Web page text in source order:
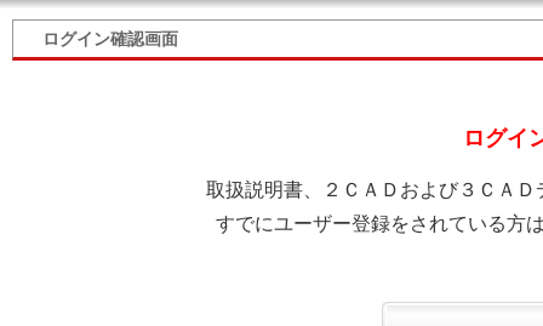
ログイン確認画面
ログイ
取扱説明書、２ＣＡＤおよび３ＣＡ
すでにユーザー登録をされている方